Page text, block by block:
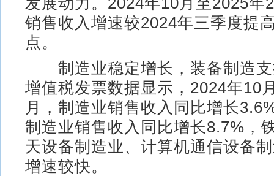
销售收入增速较2024年三季度提
点。
制造业稳定增长，装备制造支
增值税发票数据显示，2024年10
月，制造业销售收入同比增长
制造业销售收入同比增长8.7%，
天设备制造业、计算机通信设备
增速较快。